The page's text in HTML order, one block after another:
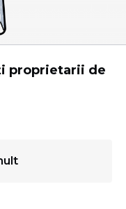
proprietarii de